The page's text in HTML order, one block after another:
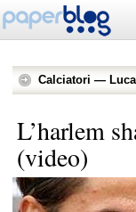
Calciatori —
L’harlem
(video)